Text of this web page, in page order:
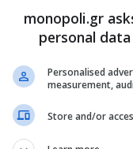
συναυλίες στο
και
Leonard Cohen:
monopoli.gr
personal
Personalised
measurement,
Store and/or